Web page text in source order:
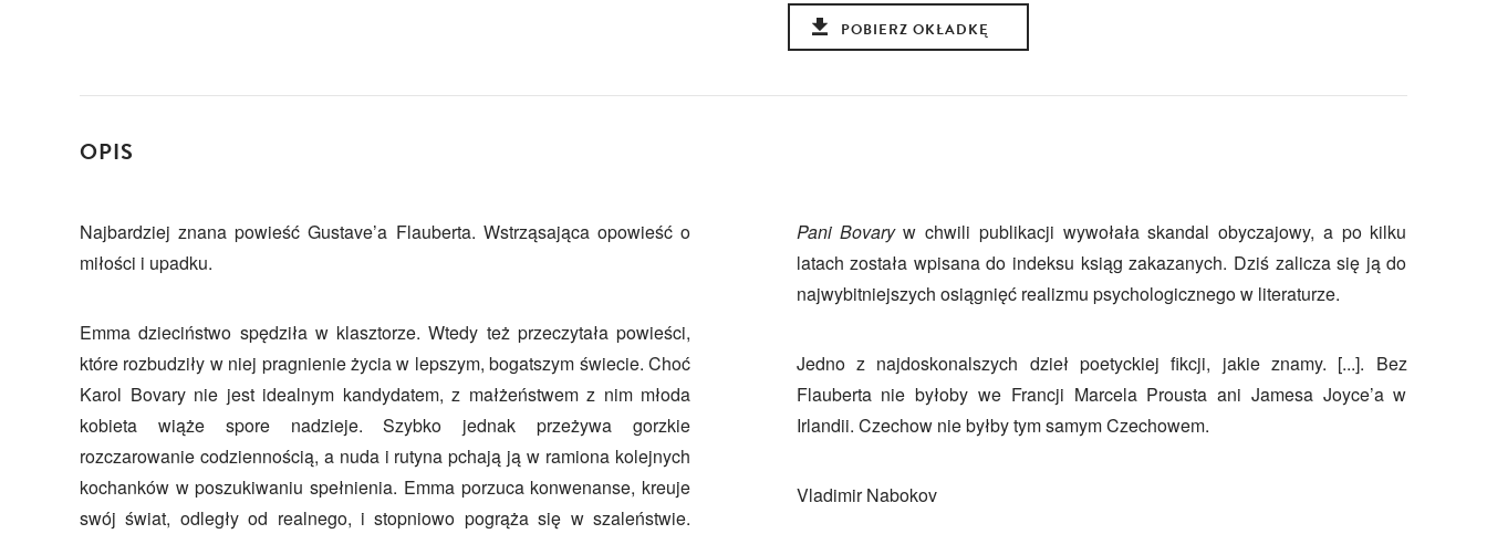
POBIERZ OKŁADKĘ
OPIS
Najbardziej znana powieść Gustave’a Flauberta. Wstrząsająca opowieść o
miłości i upadku.
Emma dzieciństwo spędziła w klasztorze. Wtedy też przeczytała powieści,
które rozbudziły w niej pragnienie życia w lepszym, bogatszym świecie. Choć
Karol Bovary nie jest idealnym kandydatem, z małżeństwem z nim młoda
kobieta wiąże spore nadzieje. Szybko jednak przeżywa gorzkie
rozczarowanie codziennością, a nuda i rutyna pchają ją w ramiona kolejnych
kochanków w poszukiwaniu spełnienia. Emma porzuca konwenanse, kreuje
swój świat, odległy od realnego, i stopniowo pogrąża się w szaleństwie.
Pani Bovaryw chwili publikacji wywołała skandal obyczajowy, a po kilku
latach została wpisana do indeksu ksiąg zakazanych. Dziś zalicza się ją do
najwybitniejszych osiągnięć realizmu psychologicznego w literaturze.
Jedno z najdoskonalszych dzieł poetyckiej fikcji, jakie znamy. [...]. Bez
Flauberta nie byłoby we Francji Marcela Prousta ani Jamesa Joyce’a w
Irlandii. Czechow nie byłby tym samym Czechowem.
Vladimir Nabokov